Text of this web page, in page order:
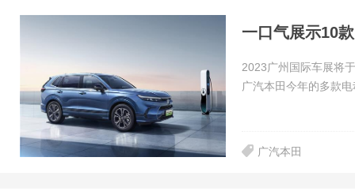
2023广州国际车展将
广汽本田今年的多款
广汽本田